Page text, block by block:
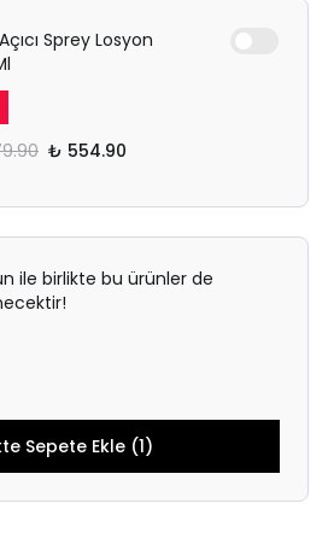
Sprey Losyon
₺ 554.90
ile birlikte bu ürünler de
Sepete Ekle (1)